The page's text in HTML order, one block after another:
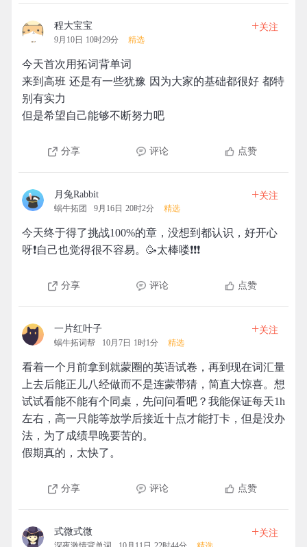
程大宝宝
9月10日 10时29分 精选
+关注
今天首次用拓词背单词
来到高班 还是有一些犹豫 因为大家的基础都很好 都特
别有实力
但是希望自己能够不断努力吧
分享 评论 点赞
月兔Rabbit
蜗牛拓团 9月16日 20时2分 精选
+关注
今天终于得了挑战100%的章，没想到都认识，好开心
呀❗️自己也觉得很不容易。🥳太棒喽❗️❗️❗️
分享 评论 点赞
一片红叶子
蜗牛拓词帮 10月7日 1时1分 精选
+关注
看着一个月前拿到就蒙圈的英语试卷，再到现在词汇量
上去后能正儿八经做而不是连蒙带猜，简直大惊喜。想
试试看能不能有个同桌，先问问看吧？我能保证每天1h
左右，高一只能等放学后接近十点才能打卡，但是没办
法，为了成绩早晚要苦的。
假期真的，太快了。
分享 评论 点赞
式微式微 +关注